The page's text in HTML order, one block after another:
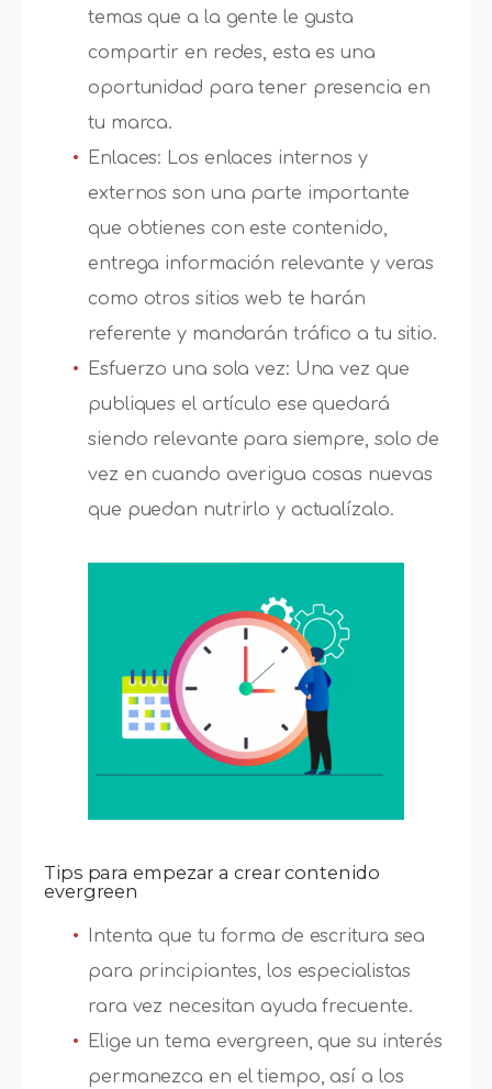
temas que a la gente le gusta
compartir en redes, esta es una
oportunidad para tener presencia en
tu marca.
Enlaces: Los enlaces internos y
externos son una parte importante
que obtienes con este contenido,
entrega información relevante y veras
como otros sitios web te harán
referente y mandarán tráfico a tu sitio.
Esfuerzo una sola vez: Una vez que
publiques el artículo ese quedará
siendo relevante para siempre, solo de
vez en cuando averigua cosas nuevas
que puedan nutrirlo y actualízalo.
Tips para empezar a crear contenido
evergreen
Intenta que tu forma de escritura sea
para principiantes, los especialistas
rara vez necesitan ayuda frecuente.
Elige un tema evergreen, que su interés
permanezca en el tiempo, así a los